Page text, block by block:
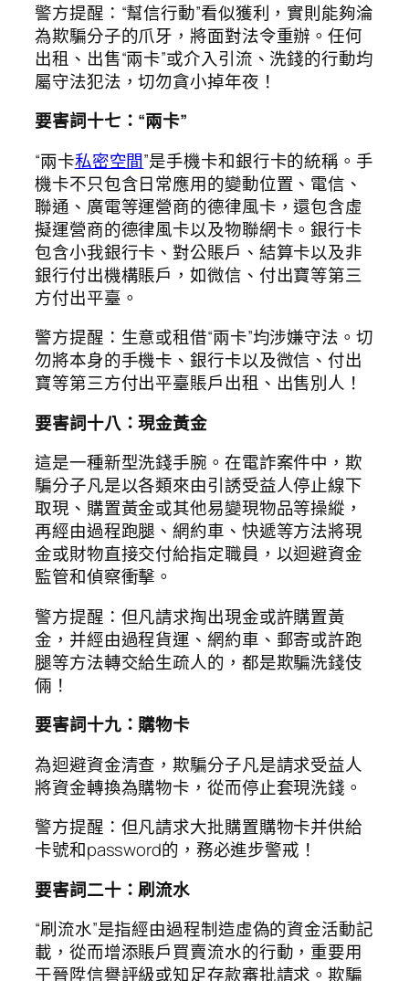
警方提醒：“幫信行動”看似獲利，實則能夠淪
為欺騙分子的爪牙，將面對法令重辦。任何
出租、出售“兩卡”或介入引流、洗錢的行動均
屬守法犯法，切勿貪小掉年夜！
要害詞十七：“兩卡”
“兩卡私密空間”是手機卡和銀行卡的統稱。手
機卡不只包含日常應用的變動位置、電信、
聯通、廣電等運營商的德律風卡，還包含虛
擬運營商的德律風卡以及物聯網卡。銀行卡
包含小我銀行卡、對公賬戶、結算卡以及非
銀行付出機構賬戶，如微信、付出寶等第三
方付出平臺。
警方提醒：生意或租借“兩卡”均涉嫌守法。切
勿將本身的手機卡、銀行卡以及微信、付出
寶等第三方付出平臺賬戶出租、出售別人！
要害詞十八：現金黃金
這是一種新型洗錢手腕。在電詐案件中，欺
騙分子凡是以各類來由引誘受益人停止線下
取現、購置黃金或其他易變現物品等操縱，
再經由過程跑腿、網約車、快遞等方法將現
金或財物直接交付給指定職員，以迴避資金
監管和偵察衝擊。
警方提醒：但凡請求掏出現金或許購置黃
金，并經由過程貨運、網約車、郵寄或許跑
腿等方法轉交給生疏人的，都是欺騙洗錢伎
倆！
要害詞十九：購物卡
為迴避資金清查，欺騙分子凡是請求受益人
將資金轉換為購物卡，從而停止套現洗錢。
警方提醒：但凡請求大批購置購物卡并供給
卡號和password的，務必進步警戒！
要害詞二十：刷流水
“刷流水”是指經由過程制造虛偽的資金活動記
載，從而增添賬戶買賣流水的行動，重要用
于晉陞信譽評級或知足存款審批請求。欺騙